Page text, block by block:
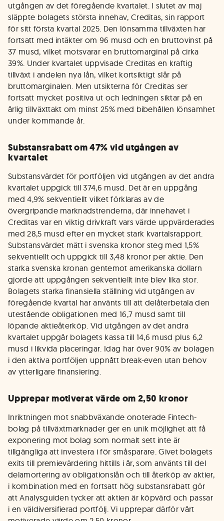
utgången av det föregående kvartalet. I slutet av maj
släppte bolagets största innehav, Creditas, sin rapport
för sitt första kvartal 2025. Den lönsamma tillväxten har
fortsatt med intäkter om 96 musd och en bruttovinst på
37 musd, vilket motsvarar en bruttomarginal på cirka
39%. Under kvartalet uppvisade Creditas en kraftig
tillväxt i andelen nya lån, vilket kortsiktigt slår på
bruttomarginalen. Men utsikterna för Creditas ser
fortsatt mycket positiva ut och ledningen siktar på en
årlig tillväxttakt om minst 25% med bibehållen lönsamhet
under kommande år.
Substansrabatt om 47% vid utgången av
kvartalet
Substansvärdet för portföljen vid utgången av det andra
kvartalet uppgick till 374,6 musd. Det är en uppgång
med 4,9% sekventiellt vilket förklaras av de
övergripande marknadstrenderna, där innehavet i
Creditas var en viktig drivkraft vars värde uppvärderades
med 28,5 musd efter en mycket stark kvartalsrapport.
Substansvärdet mätt i svenska kronor steg med 1,5%
sekventiellt och uppgick till 3,48 kronor per aktie. Den
starka svenska kronan gentemot amerikanska dollarn
gjorde att uppgången sekventiellt inte blev lika stor.
Bolagets starka finansiella ställning vid utgången av
föregående kvartal har använts till att delåterbetala den
utestående obligationen med 16,7 musd samt till
löpande aktieåterköp. Vid utgången av det andra
kvartalet uppgår bolagets kassa till 14,6 musd plus 6,2
musd i likvida placeringar. Idag har över 90% av bolagen
i den aktiva portföljen uppnått break-even utan behov
av ytterligare finansiering.
Upprepar motiverat värde om 2,50 kronor
Inriktningen mot snabbväxande onoterade Fintech-
bolag på tillväxtmarknader ger en unik möjlighet att få
exponering mot bolag som normalt sett inte är
tillgängliga att investera i för småsparare. Givet bolagets
exits till premievärdering hittills i år, som använts till del
delamortering av obligationslån och till återköp av aktier,
i kombination med en fortsatt hög substansrabatt gör
att Analysguiden tycker att aktien är köpvärd och passar
i en väldiversifierad portfölj. Vi upprepar därför vårt